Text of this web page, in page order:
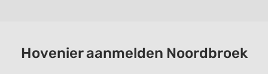
Hovenier aanmelden Noordbroek